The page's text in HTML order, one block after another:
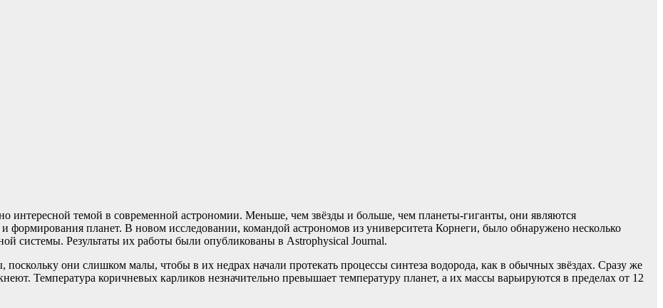
интересной темой в современной астрономии. Меньше, чем звёзды и больше, чем планеты-гиганты, они являются
формирования планет. В новом исследовании, командой астрономов из университета Корнеги, было обнаружено несколько
системы. Результаты их работы были опубликованы в Astrophysical Journal.
поскольку они слишком малы, чтобы в их недрах начали протекать процессы синтеза водорода, как в обычных звёздах. Сразу же
Температура коричневых карликов незначительно превышает температуру планет, а их массы варьируются в пределах от 12